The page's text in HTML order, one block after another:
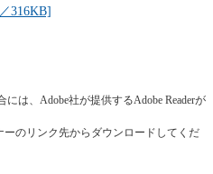
316KB]
は、Adobe社が提供するAdobe Readerが
ーのリンク先からダウンロードしてくだ